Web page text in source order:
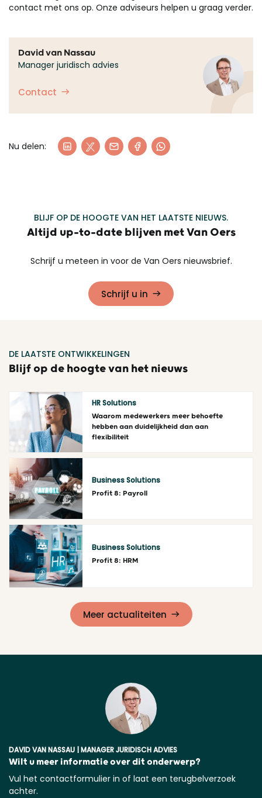
contact met ons op. Onze adviseurs helpen u graag verder.
David van Nassau
Manager juridisch advies
Contact
Nu delen:
BLIJF OP DE HOOGTE VAN HET LAATSTE NIEUWS.
Altijd up-to-date blijven met Van Oers
Schrijf u meteen in voor de Van Oers nieuwsbrief.
Schrijf u in
DE LAATSTE ONTWIKKELINGEN
Blijf op de hoogte van het nieuws
Lees meer
HR Solutions
Waarom medewerkers meer behoefte
hebben aan duidelijkheid dan aan
flexibiliteit
Lees meer
Business Solutions
Profit 8: Payroll
Business Solutions
Profit 8: HRM
Meer actualiteiten
DAVID VAN NASSAU | MANAGER JURIDISCH ADVIES
Wilt u meer informatie over dit onderwerp?
Vul het contactformulier in of laat een terugbelverzoek
achter.